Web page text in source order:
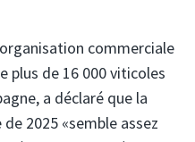
commerciale
plus de 16 000 viticoles
a déclaré que la
2025 «semble assez